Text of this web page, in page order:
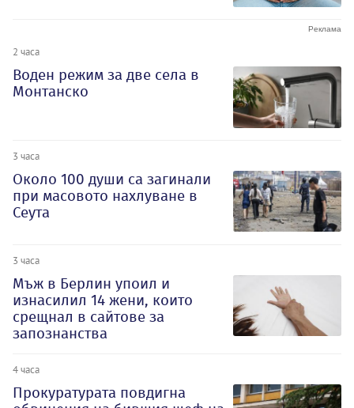
2 часа
Воден режим за две села в
Монтанско
3 часа
Около 100 души са загинали
при масовото нахлуване в
Сеута
3 часа
Мъж в Берлин упоил и
изнасилил 14 жени, които
срещнал в сайтове за
запознанства
4 часа
Прокуратурата повдигна